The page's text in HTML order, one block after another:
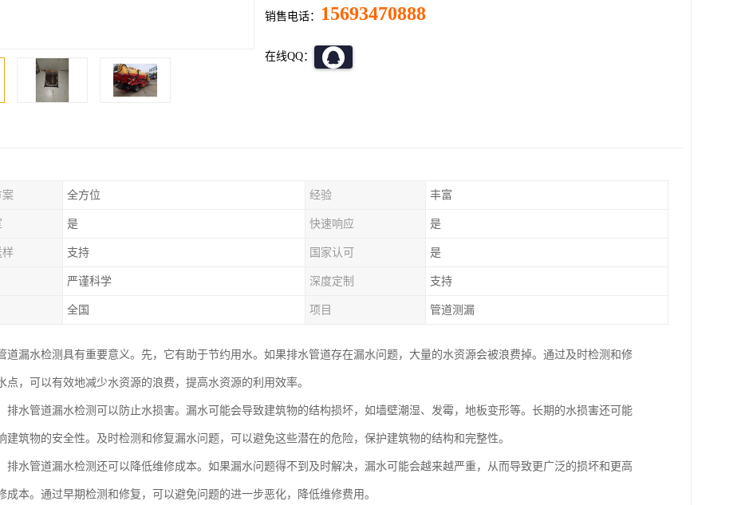
销售电话： 15693470888
在线QQ：
案 全方位 经验 丰富
是 快速响应 是
支持 国家认可 是
严谨科学 深度定制 支持
全国 项目 管道测漏
道漏水检测具有重要意义。先，它有助于节约用水。如果排水管道存在漏水问题，大量的水资源会被浪费掉。通过及时检测和修
点，可以有效地减少水资源的浪费，提高水资源的利用效率。
排水管道漏水检测可以防止水损害。漏水可能会导致建筑物的结构损坏，如墙壁潮湿、发霉，地板变形等。长期的水损害还可能
建筑物的安全性。及时检测和修复漏水问题，可以避免这些潜在的危险，保护建筑物的结构和完整性。
排水管道漏水检测还可以降低维修成本。如果漏水问题得不到及时解决，漏水可能会越来越严重，从而导致更广泛的损坏和更高
成本。通过早期检测和修复，可以避免问题的进一步恶化，降低维修费用。